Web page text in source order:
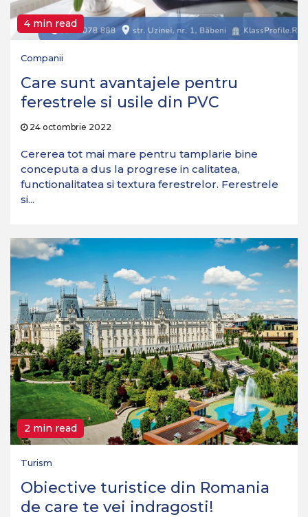
4 min read
Companii
Care sunt avantajele pentru
ferestrele si usile din PVC
24 octombrie 2022
Cererea tot mai mare pentru tamplarie bine
conceputa a dus la progrese in calitatea,
functionalitatea si textura ferestrelor. Ferestrele
si...
2 min read
Turism
Obiective turistice din Romania
de care te vei indragosti!